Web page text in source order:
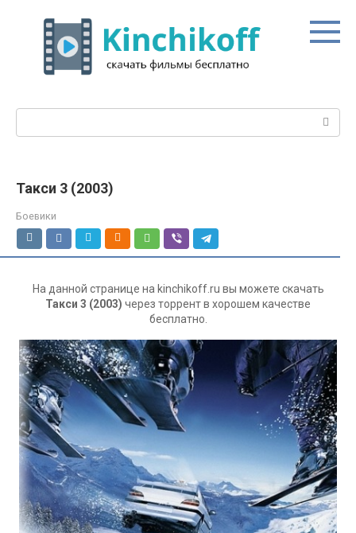
контенту
Такси 3 (2003)
Боевики
На данной странице на kinchikoff.ru вы можете скачать
Такси 3 (2003) через торрент в хорошем качестве
бесплатно.